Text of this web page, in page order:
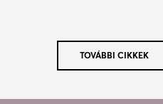
TOVÁBBI CIKKEK